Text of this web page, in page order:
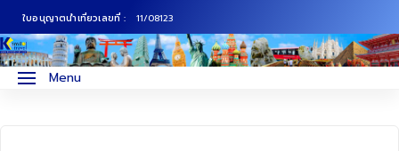
ใบอนุญาตนำเที่ยวเลขที่ : 11/08123
Menu
ทัวร์ญี่ปุ่น
ภาคเหนือ